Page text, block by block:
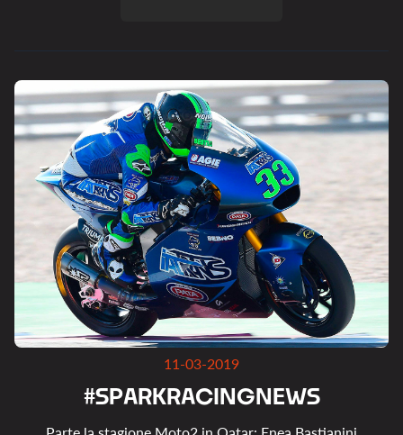
11-03-2019
#SPARKRACINGNEWS